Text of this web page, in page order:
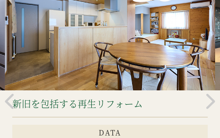
新旧を包括する再生リフォーム
DATA